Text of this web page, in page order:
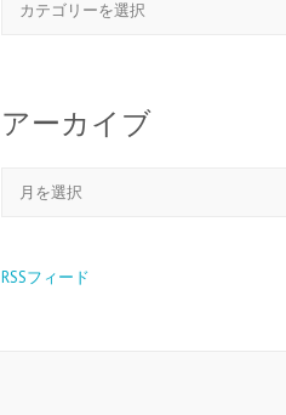
アーカイブ
RSSフィード